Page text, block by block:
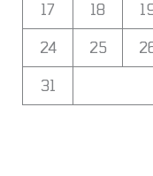
17 18
24 25
31